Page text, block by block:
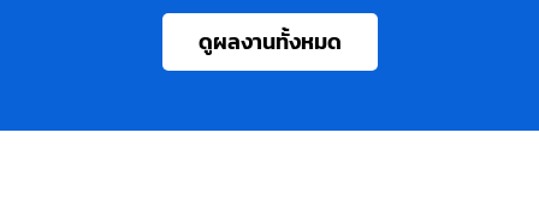
ดูผลงานทั้งหมด